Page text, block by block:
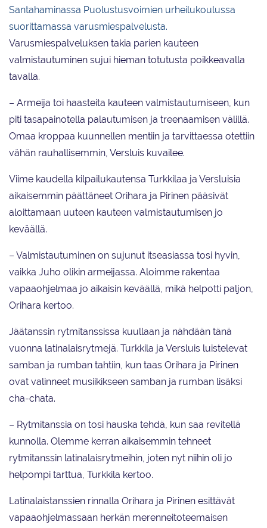
Santahaminassa Puolustusvoimien urheilukoulussa
suorittamassa varusmiespalvelusta.
Varusmiespalveluksen takia parien kauteen
valmistautuminen sujui hieman totutusta poikkeavalla
tavalla.
– Armeija toi haasteita kauteen valmistautumiseen, kun
piti tasapainotella palautumisen ja treenaamisen välillä.
Omaa kroppaa kuunnellen mentiin ja tarvittaessa otettiin
vähän rauhallisemmin, Versluis kuvailee.
Viime kaudella kilpailukautensa Turkkilaa ja Versluisia
aikaisemmin päättäneet Orihara ja Pirinen pääsivät
aloittamaan uuteen kauteen valmistautumisen jo
keväällä.
– Valmistautuminen on sujunut itseasiassa tosi hyvin,
vaikka Juho olikin armeijassa. Aloimme rakentaa
vapaaohjelmaa jo aikaisin keväällä, mikä helpotti paljon,
Orihara kertoo.
Jäätanssin rytmitanssissa kuullaan ja nähdään tänä
vuonna latinalaisrytmejä. Turkkila ja Versluis luistelevat
samban ja rumban tahtiin, kun taas Orihara ja Pirinen
ovat valinneet musiikikseen samban ja rumban lisäksi
cha-chata.
– Rytmitanssia on tosi hauska tehdä, kun saa revitellä
kunnolla. Olemme kerran aikaisemmin tehneet
rytmitanssin latinalaisrytmeihin, joten nyt niihin oli jo
helpompi tarttua, Turkkila kertoo.
Latinalaistanssien rinnalla Orihara ja Pirinen esittävät
vapaaohjelmassaan herkän merenneitoteemaisen